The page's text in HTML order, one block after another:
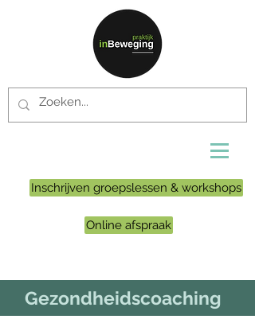
Inschrijven groepslessen & workshops
Online afspraak
Gezondheidscoaching